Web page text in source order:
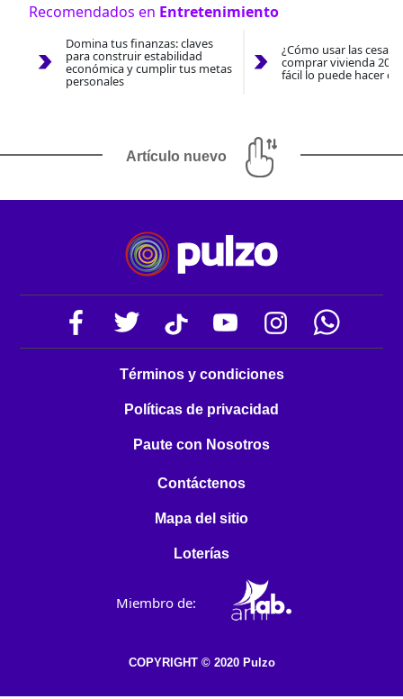
Recomendados en Entretenimiento
Domina tus finanzas: claves
para construir estabilidad
económica y cumplir tus metas
personales
¿Cómo usar las
comprar vivienda
fácil lo puede hacer
Artículo nuevo
Términos y condiciones
Políticas de privacidad
Paute con Nosotros
Contáctenos
Mapa del sitio
Loterías
Miembro de:
COPYRIGHT © 2020 Pulzo